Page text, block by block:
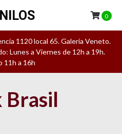
1120 local 65. Galeria Veneto.
Lunes a Viernes de 12h a 19h.
11h a 16h
0
Brasil